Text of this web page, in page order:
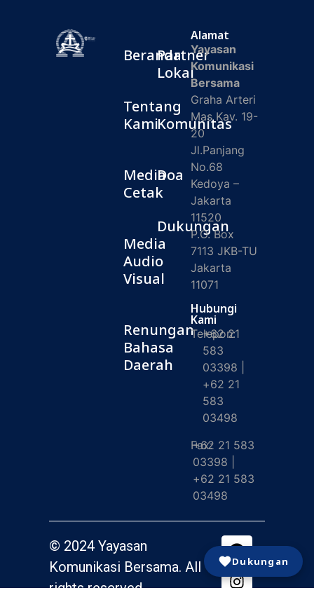
Beranda
Tentang
Kami
Media
Cetak
Media
Audio
Visual
Renungan
Bahasa
Daerah
Partner
Lokal
Komunitas
Doa
Dukungan
Alamat
Yayasan
Komunikasi
Bersama
Graha Arteri
Mas Kav. 19-
20
Jl.Panjang
No.68
Kedoya –
Jakarta
11520
P.O. Box
7113 JKB-TU
Jakarta
11071
Hubungi
Kami
Telepon:
+62 21
583
03398 |
+62 21
583
03498
Fax:
+62 21 583
03398 |
+62 21 583
03498
© 2024 Yayasan
Komunikasi Bersama. All
rights reserved.
Dukungan